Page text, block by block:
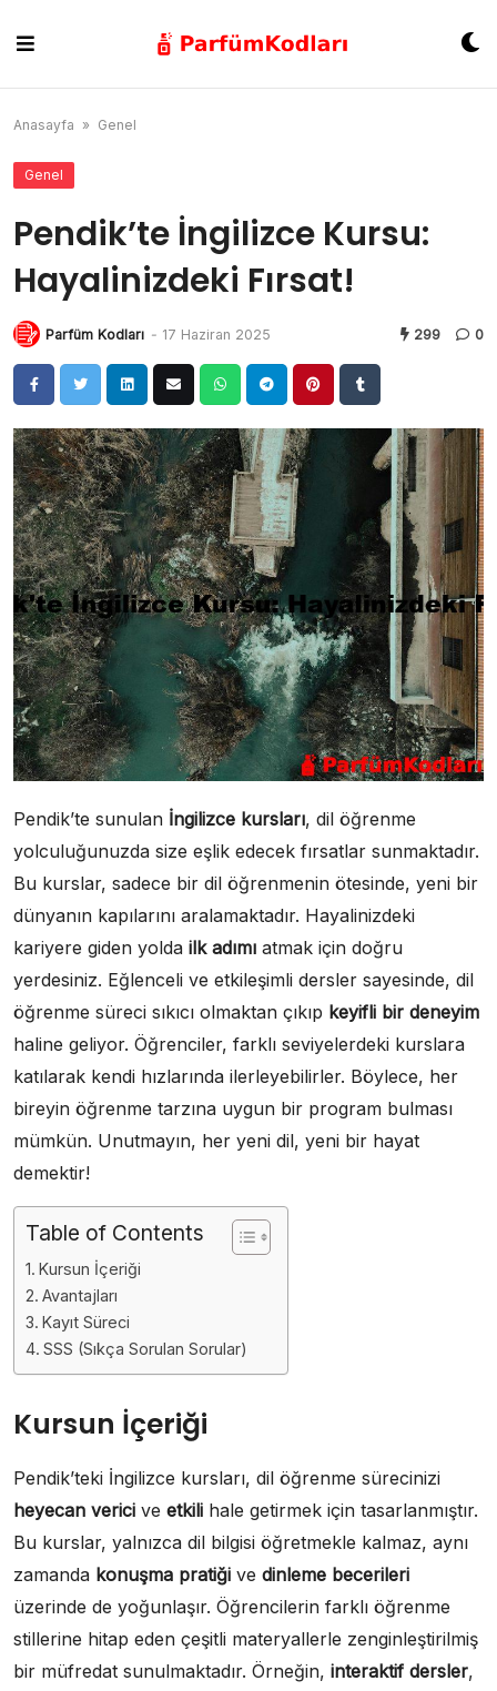
content
Anasayfa » Genel
Genel
Pendik’te İngilizce Kursu:
Hayalinizdeki Fırsat!
Parfüm Kodları - 17 Haziran 2025 299 0
Pendik’te sunulan İngilizce kursları, dil öğrenme
yolculuğunuzda size eşlik edecek fırsatlar sunmaktadır.
Bu kurslar, sadece bir dil öğrenmenin ötesinde, yeni bir
dünyanın kapılarını aralamaktadır. Hayalinizdeki
kariyere giden yolda ilk adımı atmak için doğru
yerdesiniz. Eğlenceli ve etkileşimli dersler sayesinde, dil
öğrenme süreci sıkıcı olmaktan çıkıp keyifli bir deneyim
haline geliyor. Öğrenciler, farklı seviyelerdeki kurslara
katılarak kendi hızlarında ilerleyebilirler. Böylece, her
bireyin öğrenme tarzına uygun bir program bulması
mümkün. Unutmayın, her yeni dil, yeni bir hayat
demektir!
Table of Contents
Kursun İçeriği
Avantajları
Kayıt Süreci
SSS (Sıkça Sorulan Sorular)
Kursun İçeriği
Pendik’teki İngilizce kursları, dil öğrenme sürecinizi
heyecan verici ve etkili hale getirmek için tasarlanmıştır.
Bu kurslar, yalnızca dil bilgisi öğretmekle kalmaz, aynı
zamanda konuşma pratiği ve dinleme becerileri
üzerinde de yoğunlaşır. Öğrencilerin farklı öğrenme
stillerine hitap eden çeşitli materyallerle zenginleştirilmiş
bir müfredat sunulmaktadır. Örneğin, interaktif dersler,